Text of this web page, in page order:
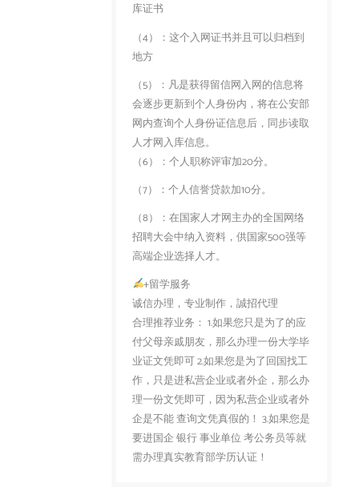
库证书
（4）：这个入网证书并且可以归档到
地方
（5）：凡是获得留信网入网的信息将
会逐步更新到个人身份内，将在公安部
网内查询个人身份证信息后，同步读取
人才网入库信息。
（6）：个人职称评审加20分。
（7）：个人信誉贷款加10分。
（8）：在国家人才网主办的全国网络
招聘大会中纳入资料，供国家500强等
高端企业选择人才。
+留学服务
诚信办理，专业制作，誠招代理
合理推荐业务： 1.如果您只是为了的应
付父母亲戚朋友，那么办理一份大学毕
业证文凭即可 2.如果您是为了回国找工
作，只是进私营企业或者外企，那么办
理一份文凭即可，因为私营企业或者外
企是不能 查询文凭真假的！ 3.如果您是
要进国企 银行 事业单位 考公务员等就
需办理真实教育部学历认证！